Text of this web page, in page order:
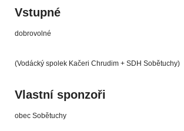
Vstupné
dobrovolné
(Vodácký spolek Kačeri Chrudim + SDH Sobětuchy)
Vlastní sponzoři
obec Sobětuchy